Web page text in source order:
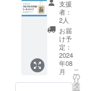
き物1
種、背
景の色
入
れたい
文字な
どを詳
しくご
記入く
前掲載
※備考
欄に掲
載可能
なニッ
クネー
ムなど
の
お名前
シ」
ラー：
ナチュ
ラル
※サイ
ズ：
M(横
36cm×
支援
者：
2人
お届
け予
定：
2024
年08
月
こ
の
リ
タ